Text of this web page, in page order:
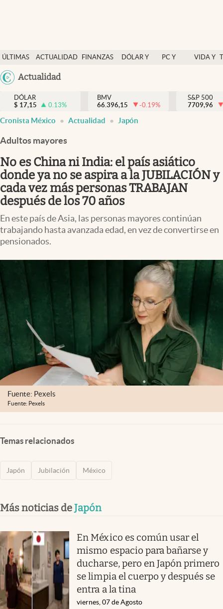
ÚLTIMAS
NOTICIAS
ACTUALIDAD
FINANZAS
DÓLAR Y
PC Y
VIDA Y
México
Actualidad
Actualidad
Finanzas y economía
Dólar y mercados
Pc y celular
Vida y estilo
Clima
Espiritualidad
abre en nueva pestaña
DÓLAR
$ 17,15 0.13%
BMV
66.396,15
-0.19%
S&P 500
7709,96
Cronista México Actualidad Japón
Adultos mayores
No es China ni India: el país asiático
donde ya no se aspira a la JUBILACIÓN y
cada vez más personas TRABAJAN
después de los 70 años
En este país de Asia, las personas mayores continúan
trabajando hasta avanzada edad, en vez de convertirse en
pensionados.
Fuente: Pexels
Fuente: Pexels
Temas relacionados
Japón Jubilación México
Más noticias deJapón
En México es común usar el
mismo espacio para bañarse y
ducharse, pero en Japón primero
se limpia el cuerpo y después se
entra a la tina
viernes, 07 de Agosto